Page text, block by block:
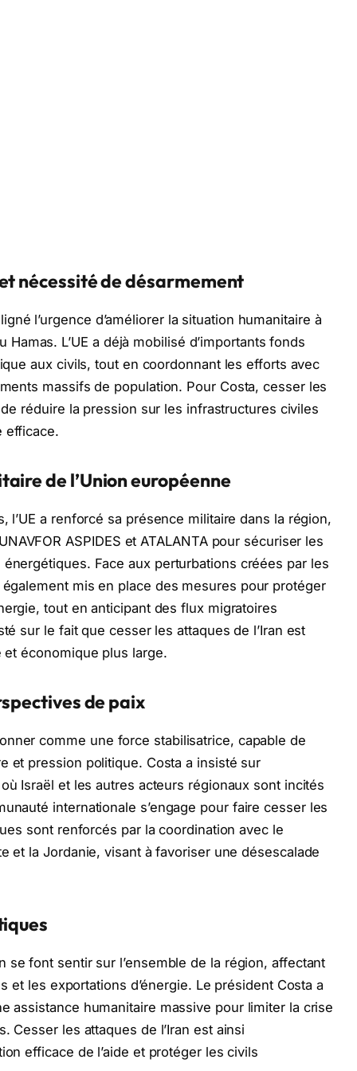
nécessité de désarmement
l’urgence d’améliorer la situation humanitaire à
L’UE a déjà mobilisé d’importants fonds
aux civils, tout en coordonnant les efforts avec
massifs de population. Pour Costa, cesser les
réduire la pression sur les infrastructures civiles
efficace.
de l’Union européenne
l’UE a renforcé sa présence militaire dans la région,
ASPIDES et ATALANTA pour sécuriser les
Face aux perturbations créées par les
également mis en place des mesures pour protéger
tout en anticipant des flux migratoires
sur le fait que cesser les attaques de l’Iran est
économique plus large.
de paix
comme une force stabilisatrice, capable de
et pression politique. Costa a insisté sur
Israël et les autres acteurs régionaux sont incités
internationale s’engage pour faire cesser les
sont renforcés par la coordination avec le
et la Jordanie, visant à favoriser une désescalade
se font sentir sur l’ensemble de la région, affectant
les exportations d’énergie. Le président Costa a
assistance humanitaire massive pour limiter la crise
Cesser les attaques de l’Iran est ainsi
efficace de l’aide et protéger les civils